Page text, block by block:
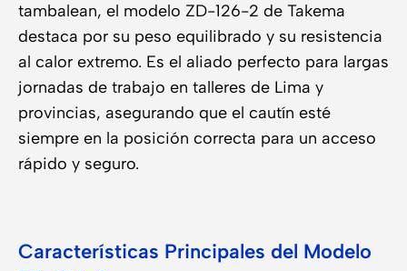
tambalean, el modelo ZD-126-2 de Takema
destaca por su peso equilibrado y su resistencia
al calor extremo. Es el aliado perfecto para largas
jornadas de trabajo en talleres de Lima y
provincias, asegurando que el cautín esté
siempre en la posición correcta para un acceso
rápido y seguro.
Características Principales del Modelo